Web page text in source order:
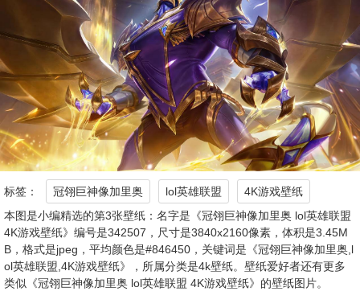
标签： 冠翎巨神像加里奥 lol英雄联盟
4K游戏壁纸
本图是小编精选的第3张壁纸：名字是《冠翎巨神像加里奥 lol英雄联盟
4K游戏壁纸》编号是342507，尺寸是3840x2160像素，体积是3.45M
B，格式是jpeg，平均颜色是#846450，关键词是《冠翎巨神像加里奥,l
ol英雄联盟,4K游戏壁纸》，所属分类是4k壁纸。壁纸爱好者还有更多
类似《冠翎巨神像加里奥 lol英雄联盟 4K游戏壁纸》的壁纸图片。